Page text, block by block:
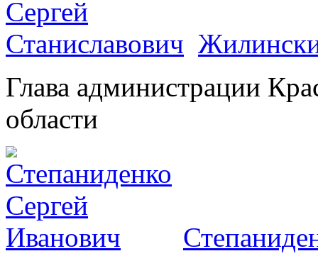
Глава администрации
области